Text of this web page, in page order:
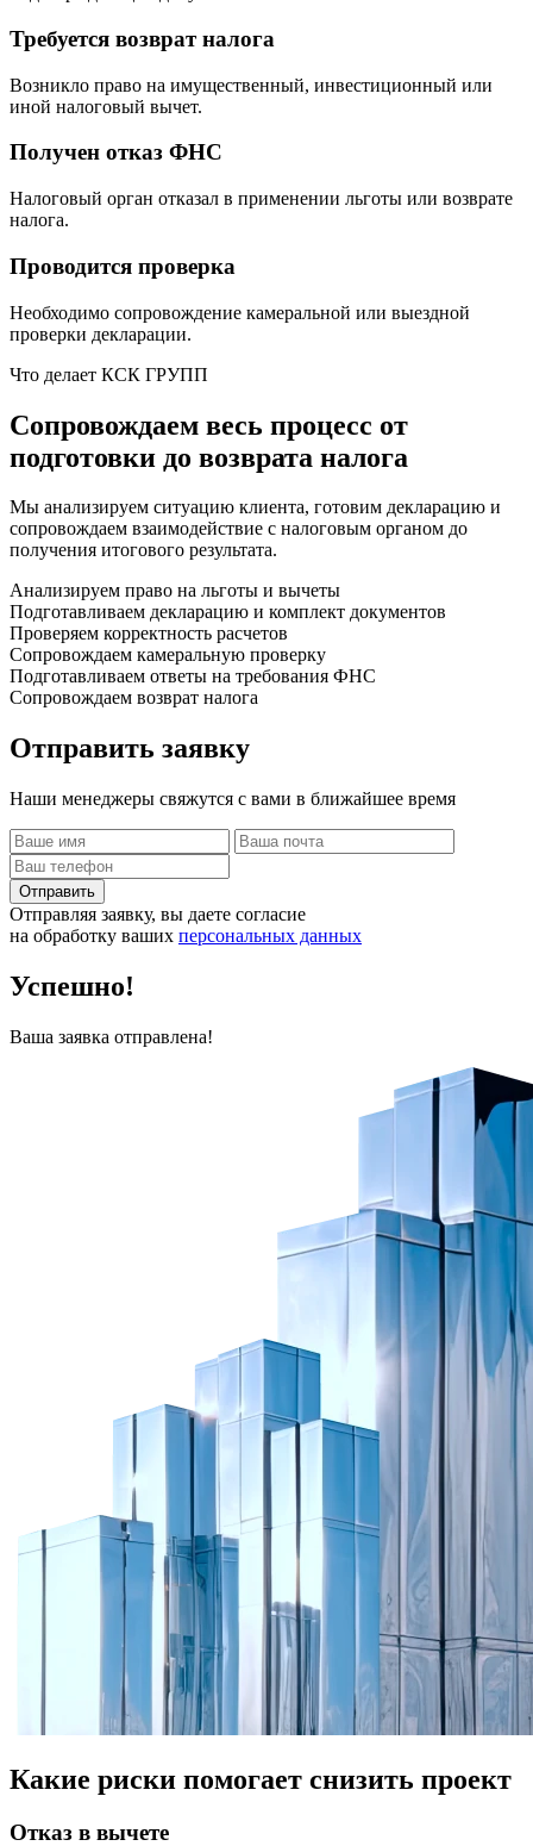
Требуется возврат налога
Возникло право на имущественный, инвестиционный или
иной налоговый вычет.
Получен отказ ФНС
Налоговый орган отказал в применении льготы или возврате
налога.
Проводится проверка
Необходимо сопровождение камеральной или выездной
проверки декларации.
Что делает КСК ГРУПП
Сопровождаем весь процесс от
подготовки до возврата налога
Мы анализируем ситуацию клиента, готовим декларацию и
сопровождаем взаимодействие с налоговым органом до
получения итогового результата.
Анализируем право на льготы и вычеты
Подготавливаем декларацию и комплект документов
Проверяем корректность расчетов
Сопровождаем камеральную проверку
Подготавливаем ответы на требования ФНС
Сопровождаем возврат налога
Отправить заявку
Наши менеджеры свяжутся с вами в ближайшее время
Отправить
Отправляя заявку, вы даете согласие
на обработку ваших персональных данных
Успешно!
Ваша заявка отправлена!
Какие риски помогает снизить проект
Отказ в вычете